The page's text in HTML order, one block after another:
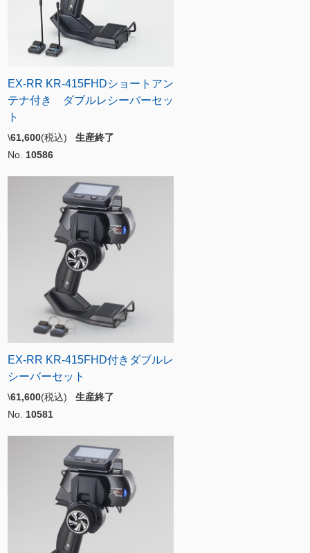
EX-RR KR-415FHDショートアン
テナ付き ダブルレシーバーセッ
ト
\61,600(税込) 生産終了
No. 10586
EX-RR KR-415FHD付きダブルレ
シーバーセット
\61,600(税込) 生産終了
No. 10581